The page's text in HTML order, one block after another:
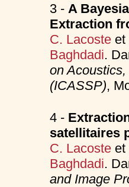
3 - A
Extraction
C. Lacosteet
Baghdadi.
on
(ICASSP),
4 -
satellitaires
C. Lacosteet
Baghdadi.
and Image